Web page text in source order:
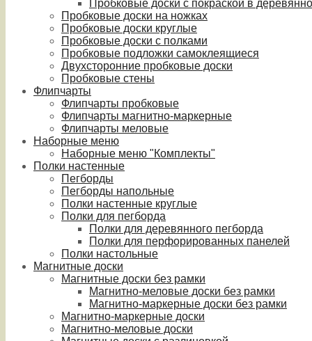
Пробковые доски с покраской в
Пробковые доски на ножках
Пробковые доски круглые
Пробковые доски с полками
Пробковые подложки самоклеящиеся
Двухсторонние пробковые доски
Пробковые стены
Флипчарты
Флипчарты пробковые
Флипчарты магнитно-маркерные
Флипчарты меловые
Наборные меню
Наборные меню "Комплекты"
Полки настенные
Пегборды
Пегборды напольные
Полки настенные круглые
Полки для пегборда
Полки для деревянного пегборда
Полки для перфорированных панелей
Полки настольные
Магнитные доски
Магнитные доски без рамки
Магнитно-меловые доски без рамки
Магнитно-маркерные доски без рамки
Магнитно-маркерные доски
Магнитно-меловые доски